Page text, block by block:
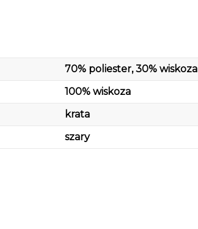
70% poliester, 30% wiskoza
100% wiskoza
krata
szary